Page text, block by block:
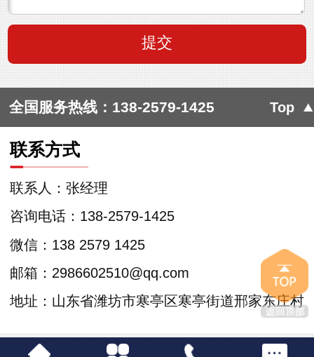
全国服务热线： 138-2579-1425 Top
联系方式
咨询电话：138-2579-1425
联系人：张经理
微信：138 2579 1425
邮箱：2986602510@qq.com
地址：山东省潍坊市寒亭区寒亭街道邢家东庄村